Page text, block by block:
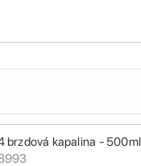
brzdová kapalina - 500ml